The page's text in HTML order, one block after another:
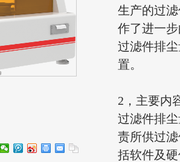
生产的过
作了进一
过滤件排
置。
2，主要内
过滤件排
责所供过
括软件及